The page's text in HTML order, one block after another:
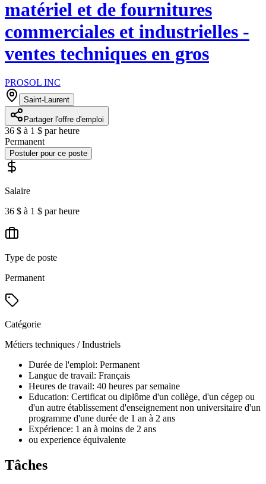
matériel et de fournitures
commerciales et industrielles -
ventes techniques en gros
PROSOL INC
Saint-Laurent
Partager l'offre d'emploi
36 $ à 1 $ par heure
Permanent
Postuler pour ce poste
Salaire
36 $ à 1 $ par heure
Type de poste
Permanent
Catégorie
Métiers techniques / Industriels
Durée de l'emploi: Permanent
Langue de travail: Français
Heures de travail: 40 heures par semaine
Education: Certificat ou diplôme d'un collège, d'un cégep ou
d'un autre établissement d'enseignement non universitaire d'un
programme d'une durée de 1 an à 2 ans
Expérience: 1 an à moins de 2 ans
ou experience équivalente
Tâches